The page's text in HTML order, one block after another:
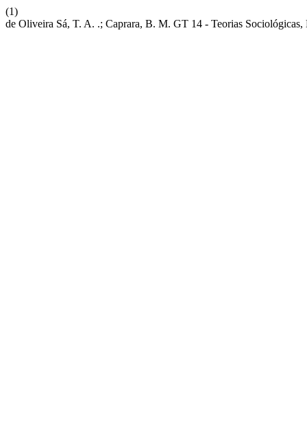
(1)
de Oliveira Sá, T. A. .; Caprara, B. M. GT 14 - Teorias